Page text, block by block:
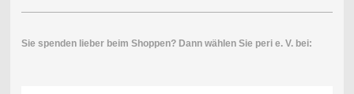
Sie spenden lieber beim Shoppen? Dann wählen Sie peri e. V. bei: